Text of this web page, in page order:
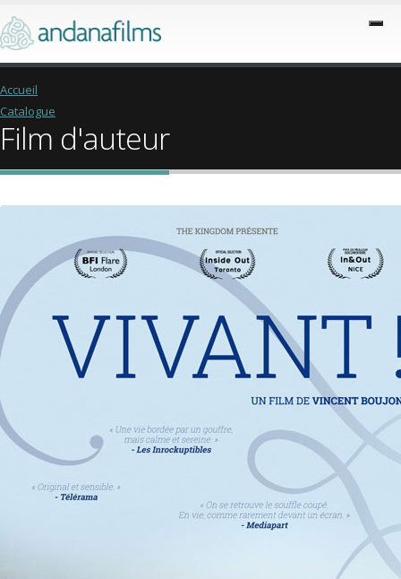
Accueil
Catalogue
Film d'auteur